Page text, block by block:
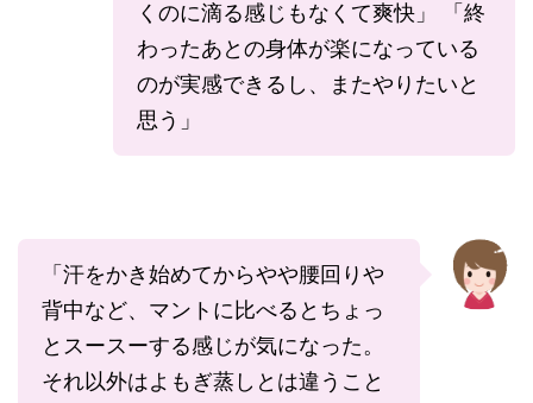
くのに滴る感じもなくて爽快」 「終
わったあとの身体が楽になっている
のが実感できるし、またやりたいと
思う」
「汗をかき始めてからやや腰回りや
背中など、マントに比べるとちょっ
とスースーする感じが気になった。
それ以外はよもぎ蒸しとは違うこと